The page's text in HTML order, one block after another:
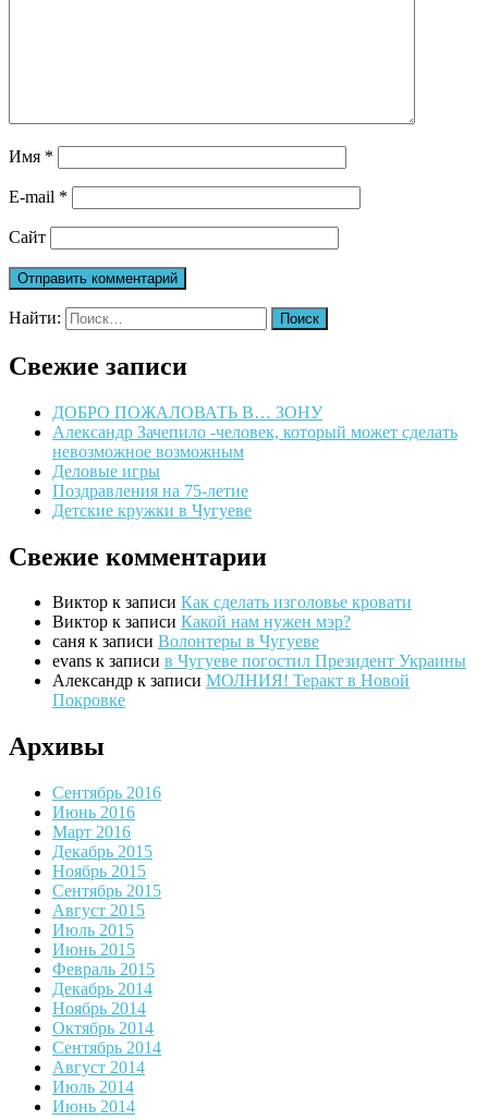
Имя *
E-mail *
Сайт
Найти:
Свежие записи
ДОБРО ПОЖАЛОВАТЬ В… ЗОНУ
Александр Зачепило -человек, который может сделать
невозможное возможным
Деловые игры
Поздравления на 75-летие
Детские кружки в Чугуеве
Свежие комментарии
Виктор к записи Как сделать изголовье кровати
Виктор к записи Какой нам нужен мэр?
саня к записи Волонтеры в Чугуеве
evans к записи в Чугуеве погостил Президент Украины
Александр к записи МОЛНИЯ! Теракт в Новой
Покровке
Архивы
Сентябрь 2016
Июнь 2016
Март 2016
Декабрь 2015
Ноябрь 2015
Сентябрь 2015
Август 2015
Июль 2015
Июнь 2015
Февраль 2015
Декабрь 2014
Ноябрь 2014
Октябрь 2014
Сентябрь 2014
Август 2014
Июль 2014
Июнь 2014